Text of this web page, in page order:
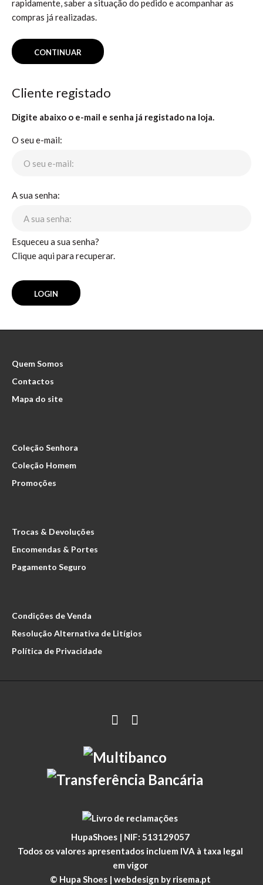
rapidamente, saber a situação do pedido e acompanhar as
compras já realizadas.
CONTINUAR
Cliente registado
Digite abaixo o e-mail e senha já registado na loja.
O seu e-mail:
A sua senha:
Esqueceu a sua senha?
Clique aqui para recuperar.
Quem Somos
Contactos
Mapa do site
Coleção Senhora
Coleção Homem
Promoções
Trocas & Devoluções
Encomendas & Portes
Pagamento Seguro
Condições de Venda
Resolução Alternativa de Litígios
Política de Privacidade
HupaShoes | NIF: 513129057
Todos os valores apresentados incluem IVA à taxa legal
em vigor
© Hupa Shoes | webdesign by risema.pt